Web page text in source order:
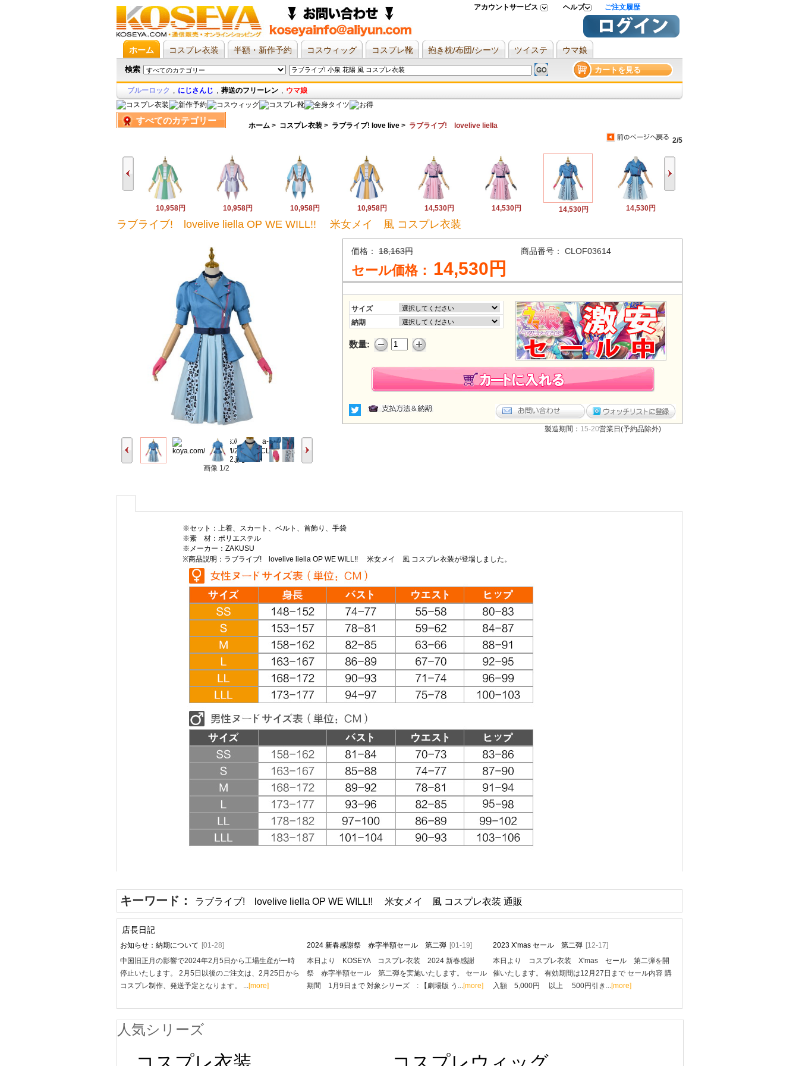
アカウントサービス ヘルプ ご注文履歴
ホーム コスプレ衣装 半額・新作予約 コスウィッグ コスプレ靴 抱き枕/布団/シーツ ツイステ ウマ娘
検索 カートを見る
ブルーロック , にじさんじ , 葬送のフリーレン , ウマ娘
すべてのカテゴリー ホーム > コスプレ衣装 > ラブライブ! love live > ラブライブ! lovelive liella
2/5
10,958円 10,958円 10,958円 10,958円 14,530円 14,530円 14,530円 14,530円
ラブライブ! lovelive liella OP WE WILL!! 米女メイ 風 コスプレ衣装
画像 1/2
価格： 18,163円 商品番号： CLOF03614
セール価格： 14,530円
サイズ
納期
数量:
製造期間： 15-20営業日(予約品除外)
※セット：上着、スカート、ベルト、首飾り、手袋
※素 材：ポリエステル
※メーカー：ZAKUSU
※商品説明：ラブライブ! lovelive liella OP WE WILL!! 米女メイ 風 コスプレ衣装が登場しました。
キーワード： ラブライブ! lovelive liella OP WE WILL!! 米女メイ 風 コスプレ衣装 通販
店長日記
お知らせ：納期について [01-28]
中国旧正月の影響で2024年2月5日から工場生産が一時
停止いたします。 2月5日以後のご注文は、2月25日から
コスプレ制作、発送予定となります。 ...[more]
2024 新春感謝祭 赤字半額セール 第二弾 [01-19]
本日より KOSEYA コスプレ衣装 2024 新春感謝
祭 赤字半額セール 第二弾を実施いたします。 セール
期間 1月9日まで 対象シリーズ : 【劇場版 う...[more]
2023 X'mas セール 第二弾 [12-17]
本日より コスプレ衣装 X'mas セール 第二弾を開
催いたします。 有効期間は12月27日まで セール内容 購
入額 5,000円 以上 500円引き...[more]
人気シリーズ